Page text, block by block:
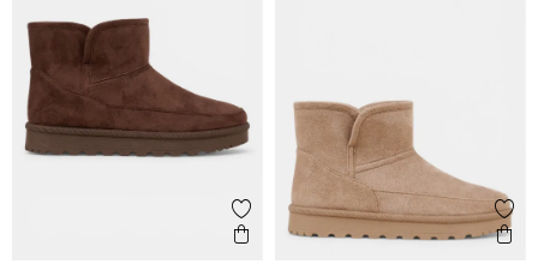
Ajouter aux favoris
Aperçu rapide